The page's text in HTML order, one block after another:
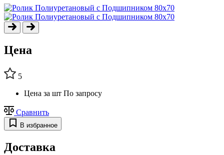
Цена
5
Цена за шт По запросу
Сравнить
В избранное
Доставка